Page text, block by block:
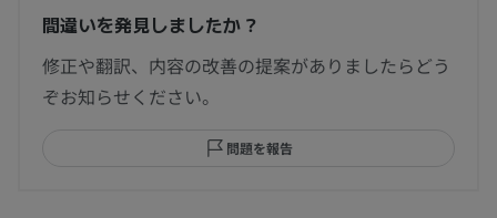
間違いを発見しましたか？
修正や翻訳、内容の改善の提案がありましたらどう
ぞお知らせください。
問題を報告